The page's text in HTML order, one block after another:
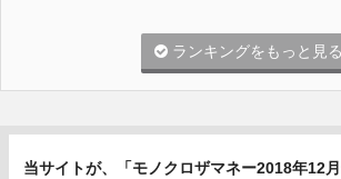
ランキングをもっと見る
当サイトが、「モノクロザマネー2018年12